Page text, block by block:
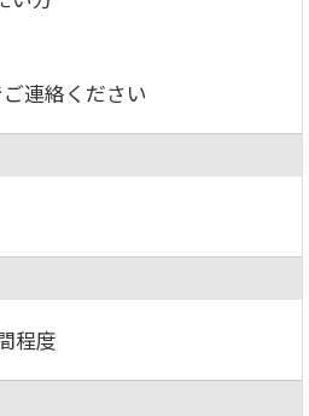
ご連絡ください
程度